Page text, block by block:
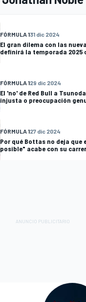
FÓRMULA 131 dic 2024
El gran dilema con las
definirá la temporada 2025
FÓRMULA 129 dic 2024
El 'no' de Red Bull a
injusta o preocupación
FÓRMULA 127 dic 2024
Por qué Bottas no deja que
posible" acabe con su